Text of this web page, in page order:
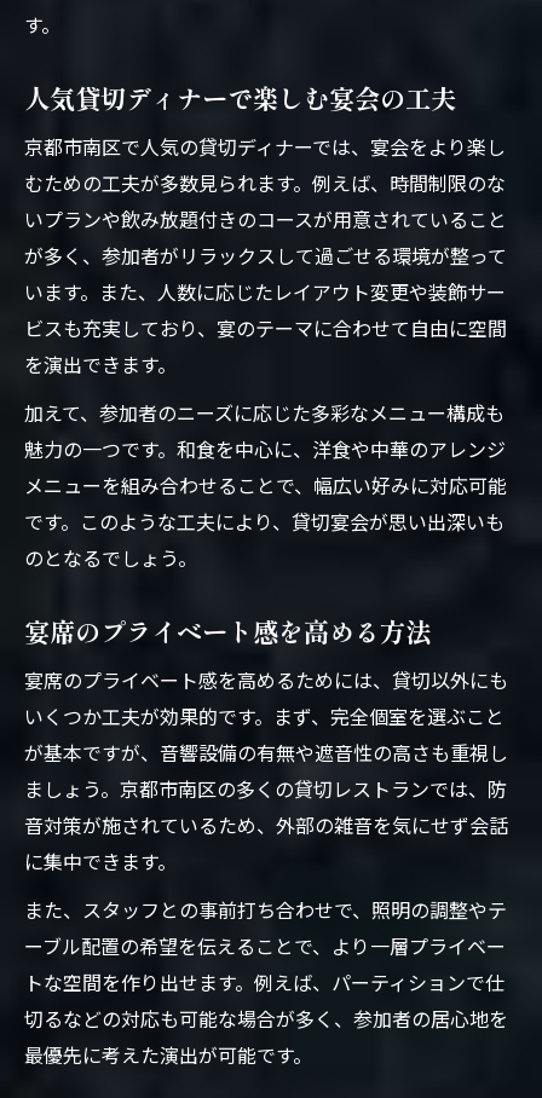
す。
人気貸切ディナーで楽しむ宴会の工夫
京都市南区で人気の貸切ディナーでは、宴会をより楽し
むための工夫が多数見られます。例えば、時間制限のな
いプランや飲み放題付きのコースが用意されていること
が多く、参加者がリラックスして過ごせる環境が整って
います。また、人数に応じたレイアウト変更や装飾サー
ビスも充実しており、宴のテーマに合わせて自由に空間
を演出できます。
加えて、参加者のニーズに応じた多彩なメニュー構成も
魅力の一つです。和食を中心に、洋食や中華のアレンジ
メニューを組み合わせることで、幅広い好みに対応可能
です。このような工夫により、貸切宴会が思い出深いも
のとなるでしょう。
宴席のプライベート感を高める方法
宴席のプライベート感を高めるためには、貸切以外にも
いくつか工夫が効果的です。まず、完全個室を選ぶこと
が基本ですが、音響設備の有無や遮音性の高さも重視し
ましょう。京都市南区の多くの貸切レストランでは、防
音対策が施されているため、外部の雑音を気にせず会話
に集中できます。
また、スタッフとの事前打ち合わせで、照明の調整やテ
ーブル配置の希望を伝えることで、より一層プライベー
トな空間を作り出せます。例えば、パーティションで仕
切るなどの対応も可能な場合が多く、参加者の居心地を
最優先に考えた演出が可能です。